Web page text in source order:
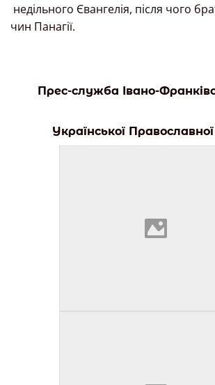
недільного Євангелія, після чого
чин Панагії.
Прес-служба Івано-
Української